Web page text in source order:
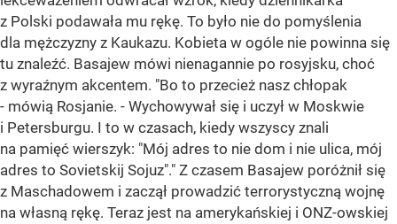
z Polski podawała mu rękę. To było nie do pomyślenia
dla mężczyzny z Kaukazu. Kobieta w ogóle nie powinna się
tu znaleźć. Basajew mówi nienagannie po rosyjsku, choć
z wyraźnym akcentem. "Bo to przecież nasz chłopak
- mówią Rosjanie. - Wychowywał się i uczył w Moskwie
i Petersburgu. I to w czasach, kiedy wszyscy znali
na pamięć wierszyk: "Mój adres to nie dom i nie ulica, mój
adres to Sovietskij Sojuz"." Z czasem Basajew poróżnił się
z Maschadowem i zaczął prowadzić terrorystyczną wojnę
na własną rękę. Teraz jest na amerykańskiej i ONZ-owskiej